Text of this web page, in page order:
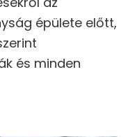
épülete előtt,
és minden